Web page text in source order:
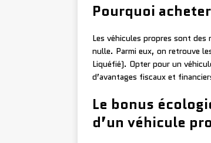
Pourquoi
Les véhicules propres sont
nulle. Parmi eux, on retrouve
Liquéfié). Opter pour un
d’avantages fiscaux et
Le bonus
d’un véhicule